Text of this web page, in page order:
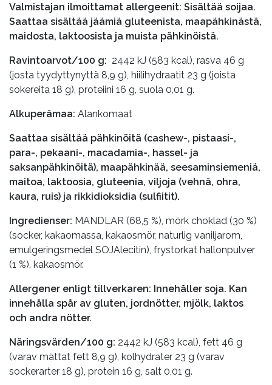
Valmistajan ilmoittamat allergeenit: Sisältää soijaa.
Saattaa sisältää jäämiä gluteenista, maapähkinästä,
maidosta, laktoosista ja muista pähkinöistä.
Ravintoarvot/100 g: 2442 kJ (583 kcal), rasva 46 g
(josta tyydyttynyttä 8,9 g), hiilihydraatit 23 g (joista
sokereita 18 g), proteiini 16 g, suola 0,01 g.
Alkuperämaa: Alankomaat
Saattaa sisältää pähkinöitä (cashew-, pistaasi-,
para-, pekaani-, macadamia-, hassel- ja
saksanpähkinöitä), maapähkinää, seesaminsiemeniä,
maitoa, laktoosia, gluteenia, viljoja (vehnä, ohra,
kaura, ruis) ja rikkidioksidia (sulfiitit).
Ingredienser: MANDLAR (68,5 %), mörk choklad (30 %)
(socker, kakaomassa, kakaosmör, naturlig vaniljarom,
emulgeringsmedel SOJAlecitin), frystorkat hallonpulver
(1 %), kakaosmör.
Allergener enligt tillverkaren: Innehåller soja. Kan
innehålla spår av gluten, jordnötter, mjölk, laktos
och andra nötter.
Näringsvärden/100 g: 2442 kJ (583 kcal), fett 46 g
(varav mättat fett 8,9 g), kolhydrater 23 g (varav
sockerarter 18 g), protein 16 g, salt 0,01 g.